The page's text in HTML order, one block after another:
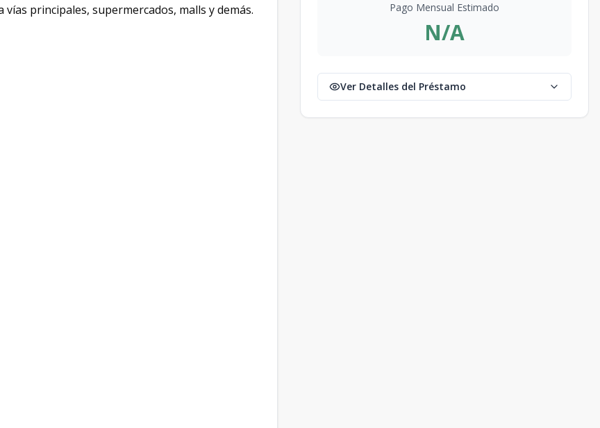
principales, supermercados, malls y demás. Pago Mensual Estimado
N/A
Ver Detalles del Préstamo